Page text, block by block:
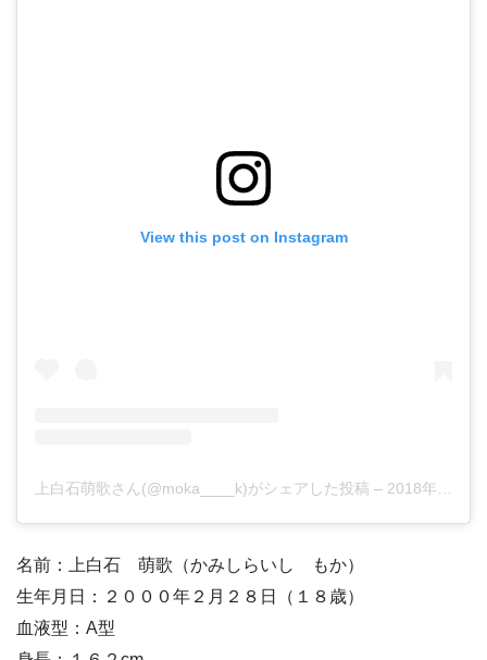
View this post on Instagram
上白石萌歌さん(@moka____k)がシェアした投稿 – 2018年12月月12日午後7時05分PST
名前：上白石 萌歌（かみしらいし もか）
生年月日：２０００年２月２８日（１８歳）
血液型：A型